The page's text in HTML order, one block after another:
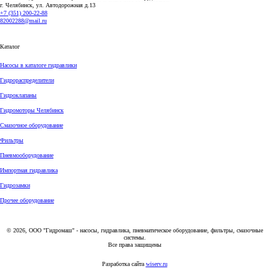
г. Челябинск, ул. Автодорожная д.13
+7 (351) 200-22-88
82002288@mail.ru
Каталог
Насосы в каталоге гидравлики
Гидрораспределители
Гидроклапаны
Гидромоторы Челябинск
Смазочное оборудование
Фильтры
Пневмооборудование
Импортная гидравлика
Гидрозамки
Прочее оборудование
© 2026, ООО "Гидромаш" - насосы, гидравлика, пневматическое оборудование, фильтры, смазочные
системы.
Все права защищены
Разработка сайта wiserv.ru